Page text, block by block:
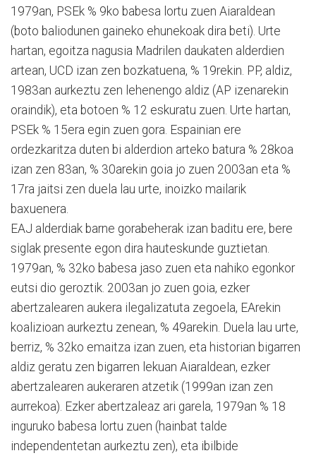
1979an, PSEk % 9ko babesa lortu zuen Aiaraldean
(boto baliodunen gaineko ehunekoak dira beti). Urte
hartan, egoitza nagusia Madrilen daukaten alderdien
artean, UCD izan zen bozkatuena, % 19rekin. PP, aldiz,
1983an aurkeztu zen lehenengo aldiz (AP izenarekin
oraindik), eta botoen % 12 eskuratu zuen. Urte hartan,
PSEk % 15era egin zuen gora. Espainian ere
ordezkaritza duten bi alderdion arteko batura % 28koa
izan zen 83an, % 30arekin goia jo zuen 2003an eta %
17ra jaitsi zen duela lau urte, inoizko mailarik
baxuenera.
EAJ alderdiak barne gorabeherak izan baditu ere, bere
siglak presente egon dira hauteskunde guztietan.
1979an, % 32ko babesa jaso zuen eta nahiko egonkor
eutsi dio geroztik. 2003an jo zuen goia, ezker
abertzalearen aukera ilegalizatuta zegoela, EArekin
koalizioan aurkeztu zenean, % 49arekin. Duela lau urte,
berriz, % 32ko emaitza izan zuen, eta historian bigarren
aldiz geratu zen bigarren lekuan Aiaraldean, ezker
abertzalearen aukeraren atzetik (1999an izan zen
aurrekoa). Ezker abertzaleaz ari garela, 1979an % 18
inguruko babesa lortu zuen (hainbat talde
independentetan aurkeztu zen), eta ibilbide